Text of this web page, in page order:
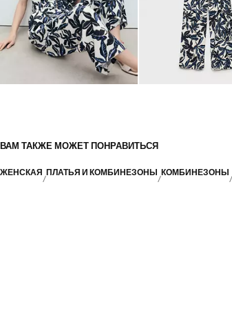
ВАМ ТАКЖЕ МОЖЕТ ПОНРАВИТЬСЯ
ЖЕНСКАЯ ПЛАТЬЯ И КОМБИНЕЗОНЫ КОМБИНЕЗОНЫ